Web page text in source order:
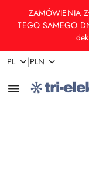
Przejdź do
Przejdź do
Przejdź do
Przejdź do
Przejdź do
Przejdź do
ZAMÓWIENIA
TEGO SAMEGO
PL |PLN